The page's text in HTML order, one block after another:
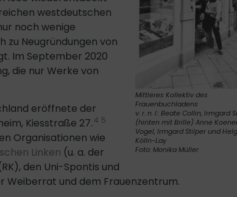
Mittleres Kollektiv des
Frauenbuchladens
v. r. n. l.: Beate Collin, Irmgard
(hinten mit Brille) Anne
Vogel, Irmgard Stilper und
Kölln-Lay
Foto: Monika Müller
westdeutschen
noch wenige
zu Neugründungen von
Im September 2020
die nur Werke von
eröffnete der
Kiesstraße 27. 4 5
Organisationen wie
Linken (u. a. der
den Uni-Spontis und
Weiberrat und dem Frauenzentrum.